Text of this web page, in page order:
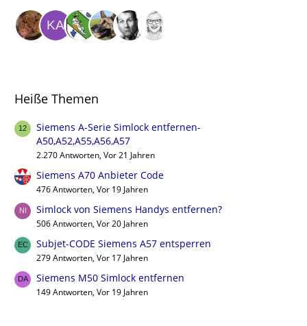
Heiße Themen
Siemens A-Serie Simlock entfernen-
A50,A52,A55,A56,A57
2.270 Antworten, Vor 21 Jahren
Siemens A70 Anbieter Code
476 Antworten, Vor 19 Jahren
Simlock von Siemens Handys entfernen?
506 Antworten, Vor 20 Jahren
Subjet-CODE Siemens A57 entsperren
279 Antworten, Vor 17 Jahren
Siemens M50 Simlock entfernen
149 Antworten, Vor 19 Jahren